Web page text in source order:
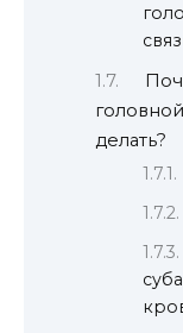
делать?